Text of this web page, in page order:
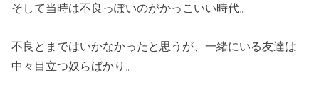
そして当時は不良っぽいのがかっこいい時代。
不良とまではいかなかったと思うが、一緒にいる友達は
中々目立つ奴らばかり。